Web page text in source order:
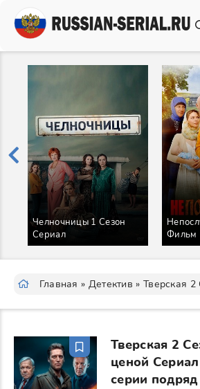
Челночницы 1 Сезон
Сериал
Фильм
Главная » Детектив » Тверская 2
Тверская 2
ценой
серии подряд